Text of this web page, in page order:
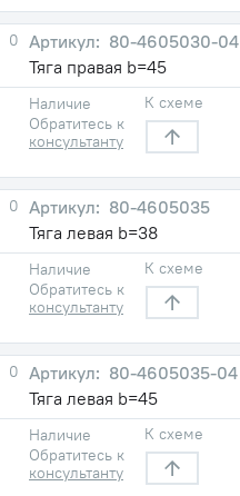
0
80-4605030-04
Тяга правая b=45
Наличие
Обратитесь к
консультанту
К схеме
0
80-4605035
Тяга левая b=38
Наличие
Обратитесь к
консультанту
К схеме
0
80-4605035-04
Тяга левая b=45
Наличие
Обратитесь к
консультанту
К схеме